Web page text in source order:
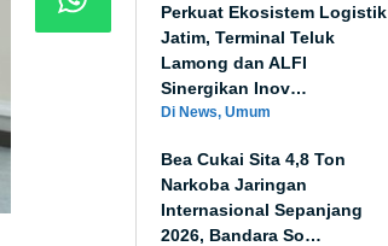
Perkuat Ekosistem Logistik
Jatim, Terminal Teluk
Lamong dan ALFI
Sinergikan Inov…
Di News, Umum
Bea Cukai Sita 4,8 Ton
Narkoba Jaringan
Internasional Sepanjang
2026, Bandara So…